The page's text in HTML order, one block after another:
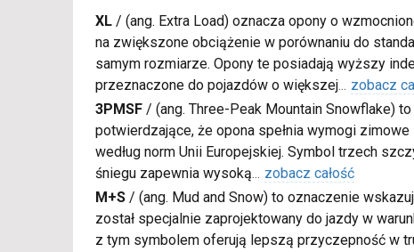
XL / (ang. Extra Load) oznacza opony o
na zwiększone obciążenie w porównaniu do
samym rozmiarze. Opony te posiadają wyższy
przeznaczone do pojazdów o większej... zobacz
3PMSF / (ang. Three-Peak Mountain Snowflake)
potwierdzające, że opona spełnia wymogi
według norm Unii Europejskiej. Symbol trzech
śniegu zapewnia wysoką... zobacz całość
M+S / (ang. Mud and Snow) to oznaczenie
został specjalnie zaprojektowany do jazdy w
z tym symbolem oferują lepszą przyczepność w